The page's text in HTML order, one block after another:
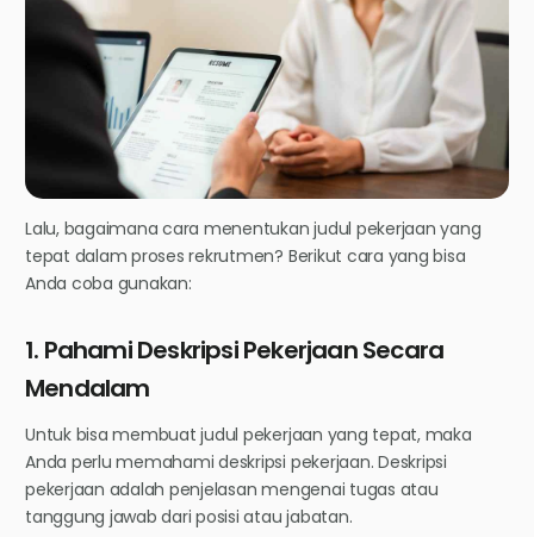
Lalu, bagaimana cara menentukan judul pekerjaan yang
tepat dalam proses rekrutmen? Berikut cara yang bisa
Anda coba gunakan:
1. Pahami Deskripsi Pekerjaan Secara
Mendalam
Untuk bisa membuat judul pekerjaan yang tepat, maka
Anda perlu memahami deskripsi pekerjaan. Deskripsi
pekerjaan adalah penjelasan mengenai tugas atau
tanggung jawab dari posisi atau jabatan.